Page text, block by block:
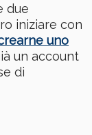
due
iniziare con
uno
un account
di